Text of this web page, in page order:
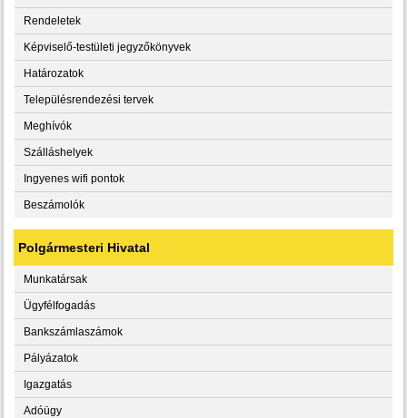
Rendeletek
Képviselő-testületi jegyzőkönyvek
Határozatok
Településrendezési tervek
Meghívók
Szálláshelyek
Ingyenes wifi pontok
Beszámolók
Polgármesteri Hivatal
Munkatársak
Ügyfélfogadás
Bankszámlaszámok
Pályázatok
Igazgatás
Adóügy